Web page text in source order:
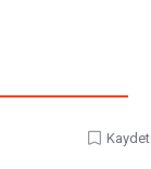
Kaydet